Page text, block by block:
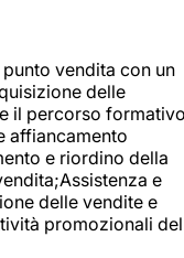
vendita con un
delle
il percorso
affiancamento
e riordino della
e
delle vendite e
promozionali del